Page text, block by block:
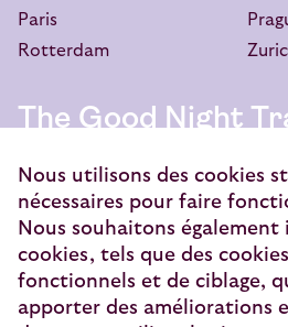
Paris
Rotterdam
The Good Night
European Sleeper Exploitatie B.V.
Vondellaan 144
3521 GH Utrecht
info@europeansleeper.eu
KVK 86040472
Nous utilisons des cookies
nécessaires pour faire
Nous souhaitons
cookies, tels que des
fonctionnels et de ciblage,
apporter des améliorations